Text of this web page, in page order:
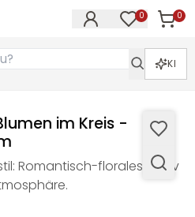
0 0
KI
im Kreis -
Romantisch-florales Motiv